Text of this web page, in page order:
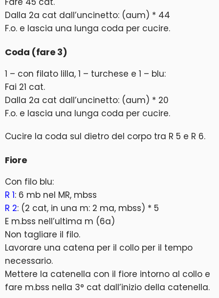
Dalla 2a cat dall’uncinetto: (aum) * 44
F.o. e lascia una lunga coda per cucire.
Coda (fare 3)
1 – con filato lilla, 1 – turchese e 1 – blu:
Fai 21 cat.
Dalla 2a cat dall’uncinetto: (aum) * 20
F.o. e lascia una lunga coda per cucire.
Cucire la coda sul dietro del corpo tra R 5 e R 6.
Fiore
Con filo blu:
R 1: 6 mb nel MR, mbss
R 2: (2 cat, in una m: 2 ma, mbss) * 5
E m.bss nell’ultima m (6a)
Non tagliare il filo.
Lavorare una catena per il collo per il tempo
necessario.
Mettere la catenella con il fiore intorno al collo e
fare m.bss nella 3° cat dall’inizio della catenella.